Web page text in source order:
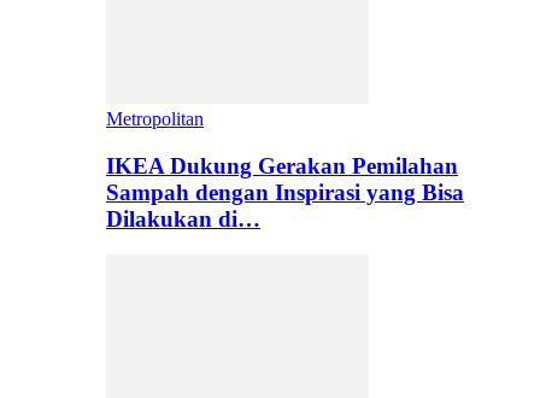
Metropolitan
IKEA Dukung Gerakan Pemilahan
Sampah dengan Inspirasi yang Bisa
Dilakukan di…